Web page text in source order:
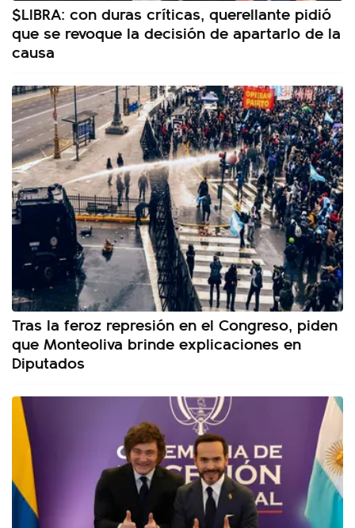
$LIBRA: con duras críticas, querellante pidió
que se revoque la decisión de apartarlo de la
causa
Tras la feroz represión en el Congreso, piden
que Monteoliva brinde explicaciones en
Diputados